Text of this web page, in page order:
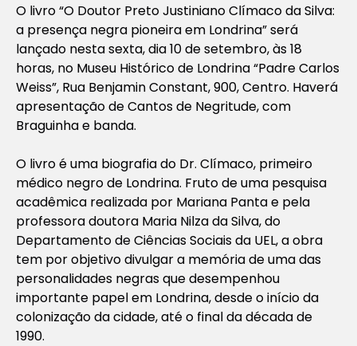
O livro “O Doutor Preto Justiniano Clímaco da Silva:
a presença negra pioneira em Londrina” será
lançado nesta sexta, dia 10 de setembro, às 18
horas, no Museu Histórico de Londrina “Padre Carlos
Weiss”, Rua Benjamin Constant, 900, Centro. Haverá
apresentação de Cantos de Negritude, com
Braguinha e banda.
O livro é uma biografia do Dr. Clímaco, primeiro
médico negro de Londrina. Fruto de uma pesquisa
acadêmica realizada por Mariana Panta e pela
professora doutora Maria Nilza da Silva, do
Departamento de Ciências Sociais da UEL, a obra
tem por objetivo divulgar a memória de uma das
personalidades negras que desempenhou
importante papel em Londrina, desde o início da
colonização da cidade, até o final da década de
1990.